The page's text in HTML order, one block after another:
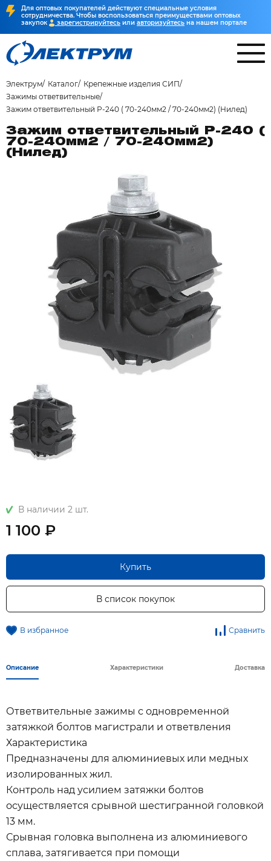
Для оптовых покупателей действуют специальные условия
сотрудничества. Чтобы воспользоваться преимуществами оптовых
закупок
зарегистрируйтесь или авторизуйтесь на нашем портале
Электрум Каталог
Крепежные изделия СИП
Зажимы ответвительные
Зажим ответвительный Р-240 ( 70-240мм2 / 70-240мм2) (Нилед)
Зажим ответвительный Р-240 (
70-240мм2 / 70-240мм2)
(Нилед)
В наличии 2 шт.
1 100 ₽
Купить
В список покупок
В избранное Сравнить
Описание Характеристики Доставка
Ответвительные зажимы с одновременной
затяжкой болтов магистрали и ответвления
Характеристика
Предназначены для алюминиевых или медных
изолированных жил.
Контроль над усилием затяжки болтов
осуществляется срывной шестигранной головкой
13 мм.
Срывная головка выполнена из алюминиевого
сплава, затягивается при помощи